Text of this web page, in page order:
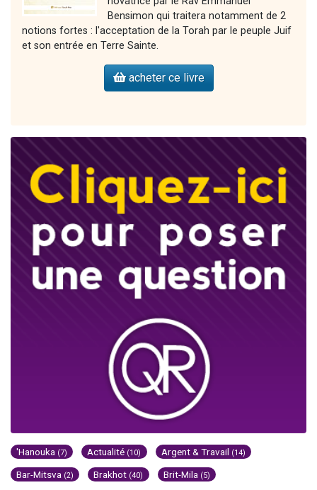
Bensimon qui traitera notamment de 2
notions fortes : l'acceptation de la Torah par le peuple Juif
et son entrée en Terre Sainte.
acheter ce livre
'Hanouka (7) Actualité (10) Argent & Travail (14)
Bar-Mitsva (2) Brakhot (40) Brit-Mila (5)